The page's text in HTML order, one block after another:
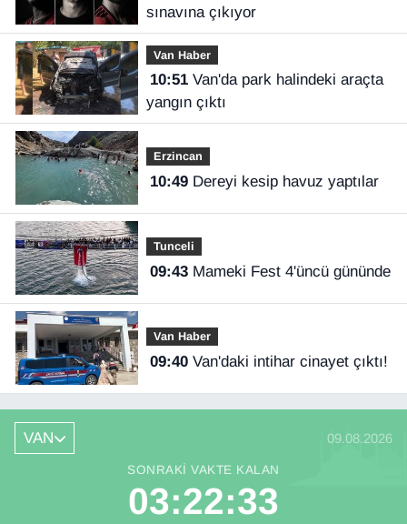
sınavına çıkıyor
Van Haber
10:51Van'da park halindeki araçta
yangın çıktı
Erzincan
10:49 Dereyi kesip havuz yaptılar
Tunceli
09:43 Mameki Fest 4'üncü gününde
Van Haber
09:40 Van'daki intihar cinayet çıktı!
VAN 09.08.2026
SONRAKI VAKTE KALAN
03:22:32